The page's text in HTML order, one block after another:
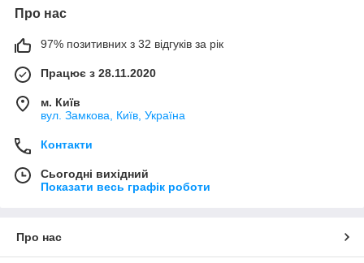
Про нас
97% позитивних з 32 відгуків за рік
Працює з 28.11.2020
м. Київ
вул. Замкова, Київ, Україна
Контакти
Сьогодні вихідний
Показати весь графік роботи
Про нас